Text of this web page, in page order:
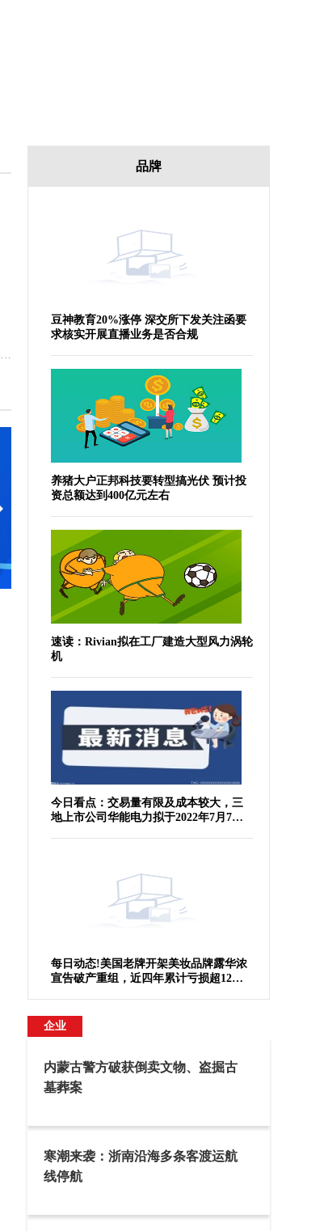
台籍教授常驻“大陆老家”：“说媒”温州体育与健康 促两岸融合
品牌
豆神教育20%涨停 深交所下发关注函要
求核实开展直播业务是否合规
养猪大户正邦科技要转型搞光伏 预计投
资总额达到400亿元左右
速读：Rivian拟在工厂建造大型风力涡轮
机
今日看点：交易量有限及成本较大，三
地上市公司华能电力拟于2022年7月7日
每日动态!美国老牌开架美妆品牌露华浓
宣告破产重组，近四年累计亏损超12亿
企业
内蒙古警方破获倒卖文物、盗掘古
墓葬案
寒潮来袭：浙南沿海多条客渡运航
线停航